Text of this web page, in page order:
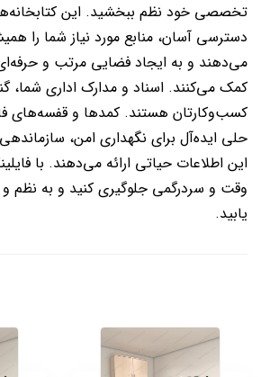
تخصصی خود نظم ببخشید. این
دسترسی آسان، منابع مورد نیاز شما را
می‌دهند و به ایجاد فضایی مرتب و
کمک می‌کنند. اسناد و مدارک اداری شما،
کسب‌وکارتان هستند. کمدها و قفسه‌های
حلی ایده‌آل برای نگهداری امن،
این اطلاعات حیاتی ارائه می‌دهند. با
وقت و سردرگمی جلوگیری کنید و به نظم
یابید.